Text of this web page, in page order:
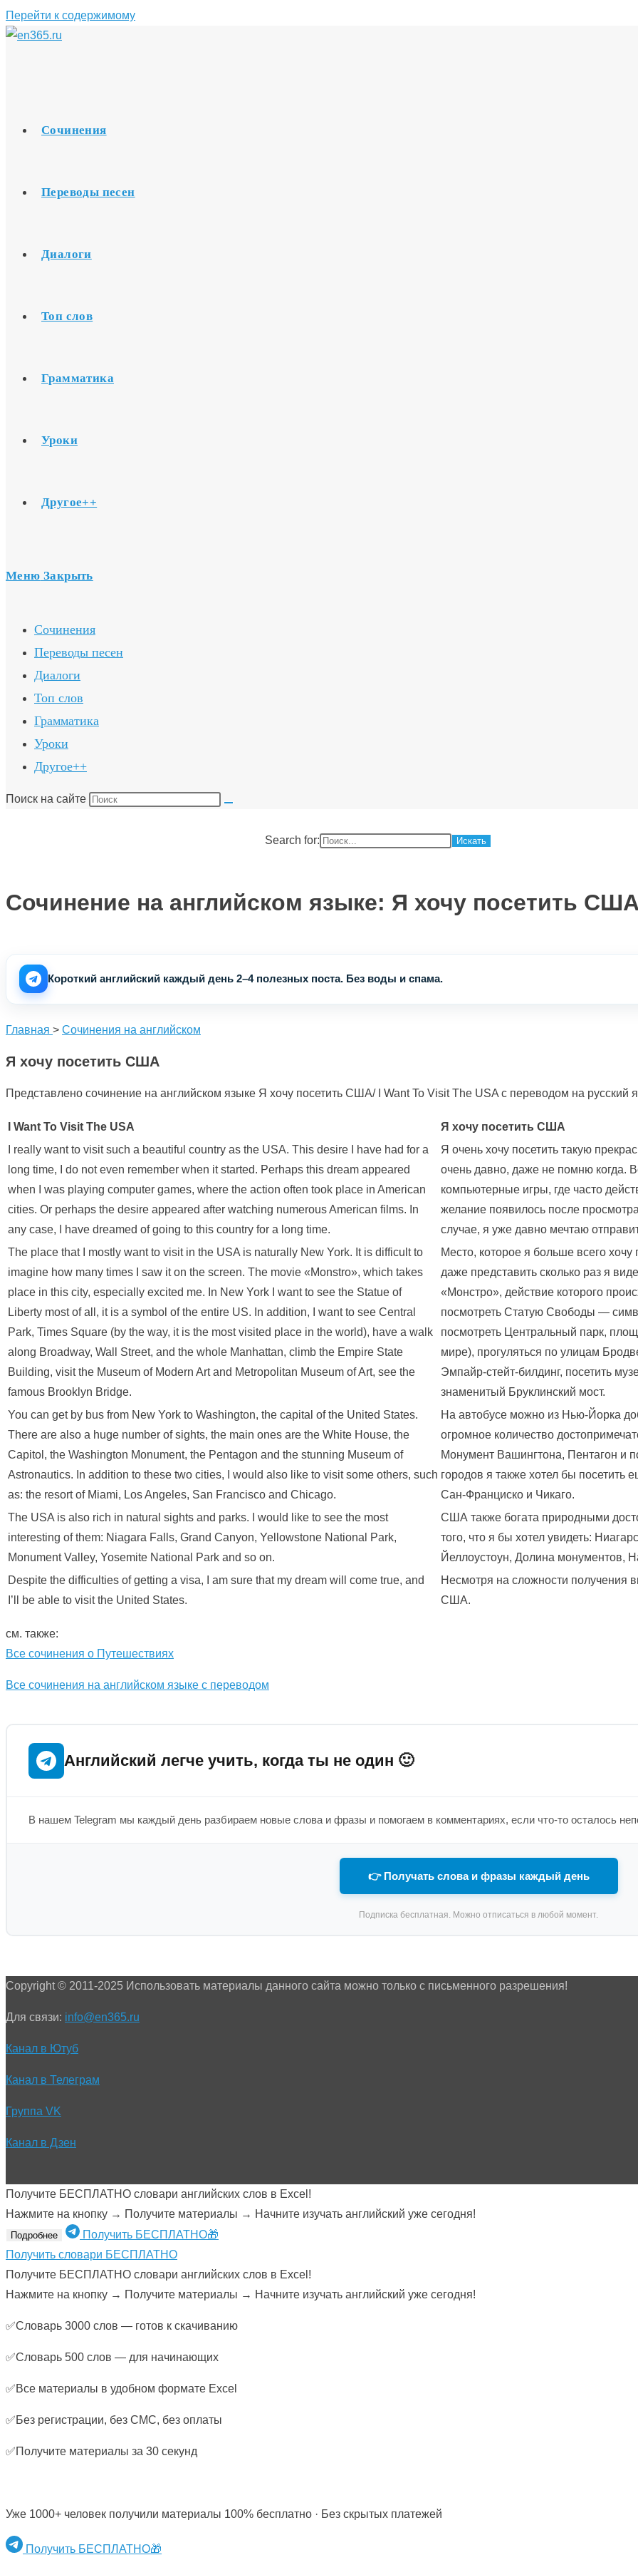
Перейти к содержимому
Сочинения
Переводы песен
Диалоги
Топ слов
Грамматика
Уроки
Другое++
Меню Закрыть
Сочинения
Переводы песен
Диалоги
Топ слов
Грамматика
Уроки
Другое++
Поиск на сайте
Search for:
Сочинение на английском языке: Я хочу посетить
Короткий английский каждый день 2–4 полезных поста. Без воды и спама.
Главная > Сочинения на английском
Я хочу посетить США
Представлено сочинение на английском языке Я хочу посетить США/ I Want To Visit The USA с переводом на русский
I Want To Visit The USA
Я хочу посетить США
I really want to visit such a beautiful country as the USA. This desire I have had for a
long time, I do not even remember when it started. Perhaps this dream appeared
when I was playing computer games, where the action often took place in American
cities. Or perhaps the desire appeared after watching numerous American films. In
any case, I have dreamed of going to this country for a long time.
Я очень хочу посетить такую
очень давно, даже не помню когда.
компьютерные игры, где часто
желание появилось после
случае, я уже давно мечтаю
The place that I mostly want to visit in the USA is naturally New York. It is difficult to
imagine how many times I saw it on the screen. The movie «Monstro», which takes
place in this city, especially excited me. In New York I want to see the Statue of
Liberty most of all, it is a symbol of the entire US. In addition, I want to see Central
Park, Times Square (by the way, it is the most visited place in the world), have a walk
along Broadway, Wall Street, and the whole Manhattan, climb the Empire State
Building, visit the Museum of Modern Art and Metropolitan Museum of Art, see the
famous Brooklyn Bridge.
Место, которое я больше всего
даже представить сколько раз я
«Монстро», действие которого
посмотреть Статую Свободы —
посмотреть Центральный парк,
мире), прогуляться по улицам
Эмпайр-стейт-билдинг, посетить
знаменитый Бруклинский мост.
You can get by bus from New York to Washington, the capital of the United States.
There are also a huge number of sights, the main ones are the White House, the
Capitol, the Washington Monument, the Pentagon and the stunning Museum of
Astronautics. In addition to these two cities, I would also like to visit some others, such
as: the resort of Miami, Los Angeles, San Francisco and Chicago.
На автобусе можно из Нью-Йорка
огромное количество
Монумент Вашингтона, Пентагон и
городов я также хотел бы посетить
Сан-Франциско и Чикаго.
The USA is also rich in natural sights and parks. I would like to see the most
interesting of them: Niagara Falls, Grand Canyon, Yellowstone National Park,
Monument Valley, Yosemite National Park and so on.
США также богата природными
того, что я бы хотел увидеть:
Йеллоустоун, Долина монументов,
Despite the difficulties of getting a visa, I am sure that my dream will come true, and
I’ll be able to visit the United States.
Несмотря на сложности получения
США.
см. также:
Все сочинения о Путешествиях
Все сочинения на английском языке с переводом
Английский легче учить, когда ты не один 🙂
В нашем Telegram мы каждый день разбираем новые слова и фразы и помогаем в комментариях, если что-то осталось
👉 Получать слова и фразы каждый день
Подписка бесплатная. Можно отписаться в любой момент.
Copyright © 2011-2025 Использовать материалы данного сайта можно только с письменного разрешения!
Для связи: info@en365.ru
Канал в Ютуб
Канал в Телеграм
Группа VK
Канал в Дзен
Получите БЕСПЛАТНО словари английских слов в Excel!
Нажмите на кнопку → Получите материалы → Начните изучать английский уже сегодня!
Подробнее
Получить БЕСПЛАТНО🎁
Получить словари БЕСПЛАТНО
Получите БЕСПЛАТНО словари английских слов в Excel!
Нажмите на кнопку → Получите материалы → Начните изучать английский уже сегодня!
✅Словарь 3000 слов — готов к скачиванию
✅Словарь 500 слов — для начинающих
✅Все материалы в удобном формате Excel
✅Без регистрации, без СМС, без оплаты
✅Получите материалы за 30 секунд
Уже 1000+ человек получили материалы 100% бесплатно · Без скрытых платежей
Получить БЕСПЛАТНО🎁